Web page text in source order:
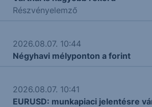
Részvényelemző
2026.08.07. 10:44
Négyhavi mélyponton a forint
2026.08.07. 10:41
EURUSD: munkapiaci jelentésre